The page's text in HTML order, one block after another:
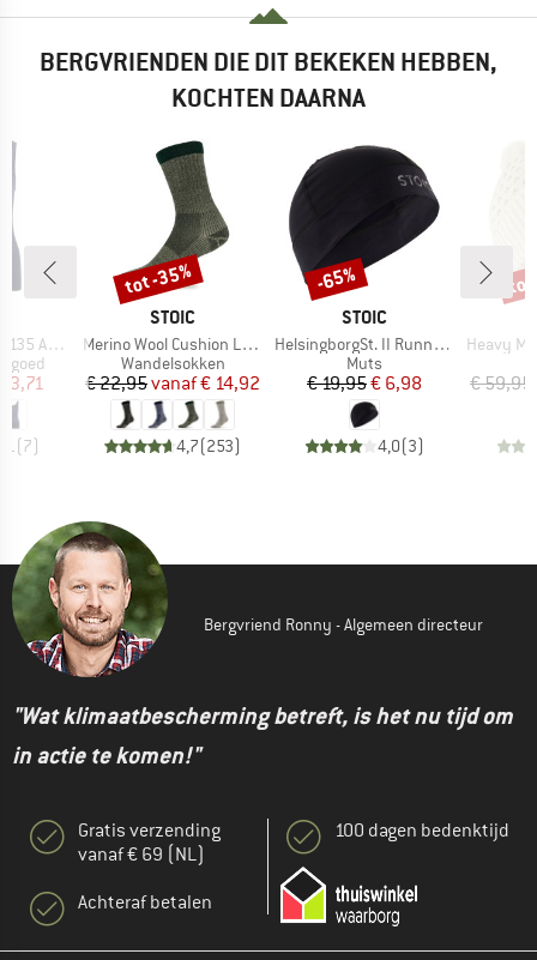
BERGVRIENDEN DIE DIT BEKEKEN HEBBEN,
KOCHTEN DAARNA
Tank
prijs
(7)
MERK
STOIC
Artikel
Merino Wool Cushion Light Socks
Productgroep
Wandelsokken
Prijs
€ 22,95 Verlaagde prijs
vanaf€ 14,92
4,7(253)
Korting
tot -35%
MERK
STOIC
Artikel
HelsingborgSt. II Running Hat
Productgroep
Muts
Prijs
€ 19,95Verlaagde prijs
€ 6,98
4,0(3)
Korting
-65%
Artikel
Heavy MerinoKnit
€ 59,95
Bergvriend Ronny - Algemeen directeur
"Wat klimaatbescherming betreft, is het nu tijd om
in actie te komen!"
Gratis verzending
vanaf € 69 (NL)
Achteraf betalen
100 dagen bedenktijd